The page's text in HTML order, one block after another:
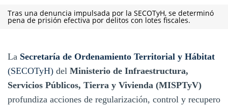
Tras una denuncia impulsada por la SECOTyH, se determinó
pena de prisión efectiva por delitos con lotes fiscales.
La Secretaría de Ordenamiento Territorial y Hábitat
(SECOTyH) del Ministerio de Infraestructura,
Servicios Públicos, Tierra y Vivienda (MISPTyV)
profundiza acciones de regularización, control y recupero